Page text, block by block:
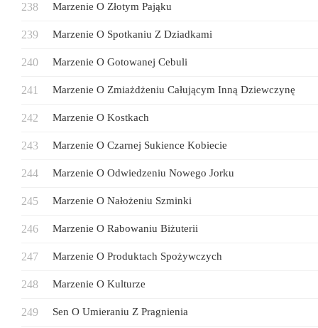
Marzenie O Złotym Pająku
Marzenie O Spotkaniu Z Dziadkami
Marzenie O Gotowanej Cebuli
Marzenie O Zmiażdżeniu Całującym Inną Dziewczynę
Marzenie O Kostkach
Marzenie O Czarnej Sukience Kobiecie
Marzenie O Odwiedzeniu Nowego Jorku
Marzenie O Nałożeniu Szminki
Marzenie O Rabowaniu Biżuterii
Marzenie O Produktach Spożywczych
Marzenie O Kulturze
Sen O Umieraniu Z Pragnienia